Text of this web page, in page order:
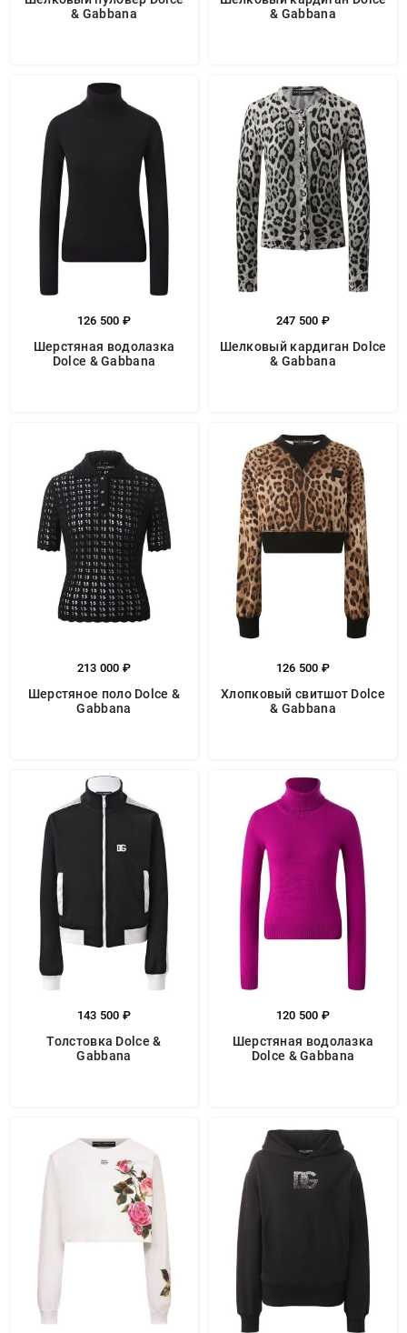
& Gabbana
& Gabbana
126 500 ₽
Шерстяная водолазка
Dolce & Gabbana
247 500 ₽
Шелковый кардиган Dolce
& Gabbana
213 000 ₽
Шерстяное поло Dolce &
Gabbana
126 500 ₽
Хлопковый свитшот Dolce
& Gabbana
143 500 ₽
Толстовка Dolce &
Gabbana
120 500 ₽
Шерстяная водолазка
Dolce & Gabbana